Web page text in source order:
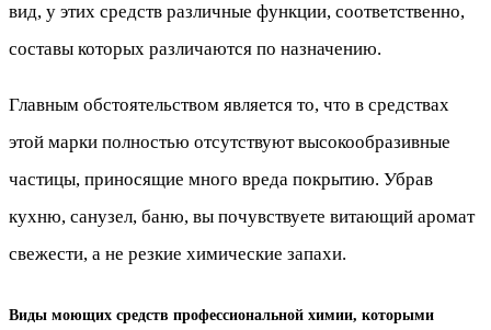
вид, у этих средств различные функции, соответственно,
составы которых различаются по назначению.
Главным обстоятельством является то, что в средствах
этой марки полностью отсутствуют высокообразивные
частицы, приносящие много вреда покрытию. Убрав
кухню, санузел, баню, вы почувствуете витающий аромат
свежести, а не резкие химические запахи.
Виды моющих средств профессиональной химии, которыми